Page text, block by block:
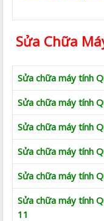
Sửa Chữa
Sửa chữa máy tính
Sửa chữa máy tính
Sửa chữa máy tính
Sửa chữa máy tính
Sửa chữa máy tính
Sửa chữa máy tính
11